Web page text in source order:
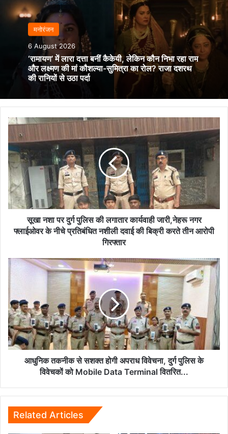
मनोरंजन
6 August 2026
‘रामायण’ में लारा दत्ता बनीं कैकेयी, लेकिन कौन निभा रहा राम
और लक्ष्मण की मां कौशल्या-सुमित्रा का रोल? राजा दशरथ
की रानियों से उठा पर्दा
सूखा
पर
दुर्ग
पुलिस
की
लगातार
कार्यवाही
जारी,नेहरू
फ्लाईओवर
प्रतिबंधित
बिक्री
करते
तीन
आरोपी
गिरफ्तार
सूखा नशा पर दुर्ग पुलिस की लगातार कार्यवाही जारी,नेहरू नगर
फ्लाईओवर के नीचे प्रतिबंधित नशीली दवाई की बिक्री करते तीन आरोपी
गिरफ्तार
आधुनिक
होगी
अपराध
विवेचना,
दुर्ग
पुलिस
Terminal
वितरित...
आधुनिक तकनीक से सशक्त होगी अपराध विवेचना, दुर्ग पुलिस के
विवेचकों को Mobile Data Terminal वितरित...
Related Articles